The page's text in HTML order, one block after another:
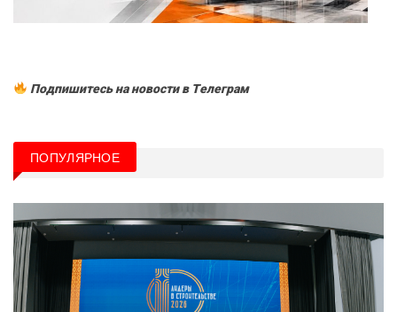
Подпишитесь на новости в Tелеграм
ПОПУЛЯРНОЕ